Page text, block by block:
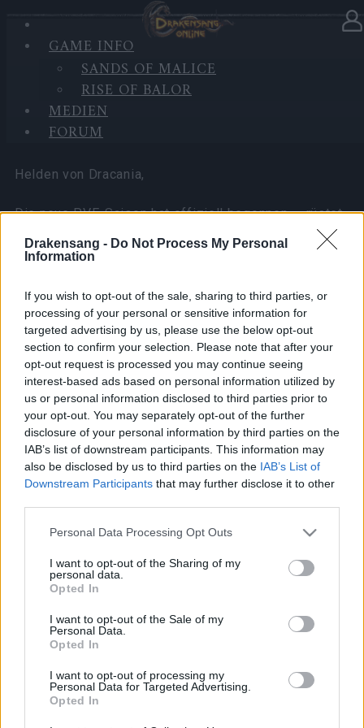
Drakensang - Do Not Process My Personal
Information
If you wish to opt-out of the sale, sharing to third parties, or
processing of your personal or sensitive information for
targeted advertising by us, please use the below opt-out
section to confirm your selection. Please note that after your
opt-out request is processed you may continue seeing
interest-based ads based on personal information utilized by
us or personal information disclosed to third parties prior to
your opt-out. You may separately opt-out of the further
disclosure of your personal information by third parties on the
IAB’s list of downstream participants. This information may
also be disclosed by us to third parties on the IAB’s List of
Downstream Participants that may further disclose it to other
Please note that this website/app uses one or more Google
not limited to your visit or usage behaviour. You may click to
grant or deny consent to Google and its third-party tags to
use your data for below specified purposes in below Google
consent section.
Personal Data Processing Opt Outs
I want to opt-out of the Sharing of my
personal data.
Opted In
I want to opt-out of the Sale of my
Personal Data.
Opted In
I want to opt-out of processing my
Personal Data for Targeted Advertising.
Opted In
GAME INFO
SANDS OF MALICE
RISE OF BALOR
MEDIEN
FORUM
Start der PVE-Saison &
Fehlerbericht (CODE: 300IPS)
Helden von Dracania,
Die neue PVE-Saison hat offiziell begonnen — rüstet
härtesten Herausforderungen in Dracania!
Wir sind uns auch bewusst, dass einige Spieler
kürzlich Verbindungsabbrüche des Clients erlebt
haben. Dies wurde durch einen Backend-
Kompatibilitätsfehler während unseres System-
Upgrades verursacht, der strengere technische
Anforderungen einführte. Wir haben nun die
betroffene Funktion überarbeitet, um volle Stabilität
zu gewährleisten und weitere Störungen zu
verhindern.
Zusätzlich haben wir eure Fehlerberichte zum Event
Vielen Dank für euer detailliertes Feedback — wir
Entschädigungsplan werden so bald wie möglich
bekannt gegeben.
🎁 In der Zwischenzeit nutzt bitte diesen Bonuscode:
Code: 300IPS
Belohnung: 300x Fragment des Infernalischen
Durchgangs